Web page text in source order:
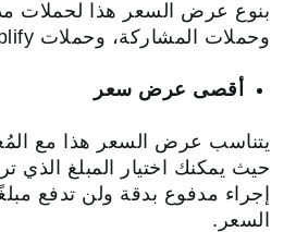
بنوع عرض السعر هذا لحملات
وحملات المشاركة، وحملات Amplify.
أقصى عرض سعر
يتناسب عرض السعر هذا مع
حيث يمكنك اختيار المبلغ
إجراء مدفوع بدقة ولن تدفع
السعر.